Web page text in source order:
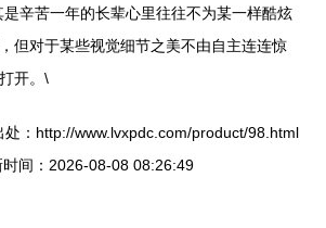
是辛苦一年的长辈心里往往不为某一样酷炫
但对于某些视觉细节之美不由自主连连惊
开。\
处：http://www.lvxpdc.com/product/98.html
时间：2026-08-08 08:26:49